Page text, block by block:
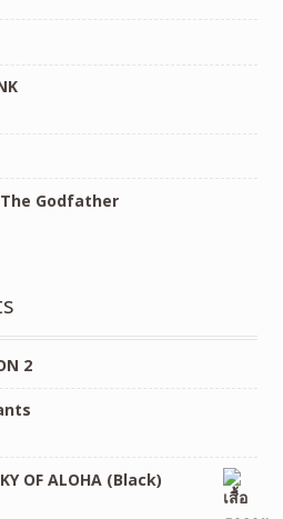
The Godfather
2
OF ALOHA (Black)